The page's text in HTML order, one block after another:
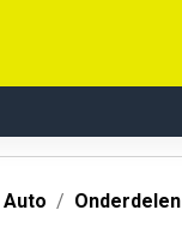
Auto Onderdelen